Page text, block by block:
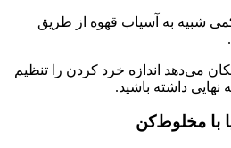
شبیه به آسیاب قهوه از طریق
می‌دهد اندازه خرد کردن را تنظیم
نهایی داشته باشید.
با مخلوط‌کن